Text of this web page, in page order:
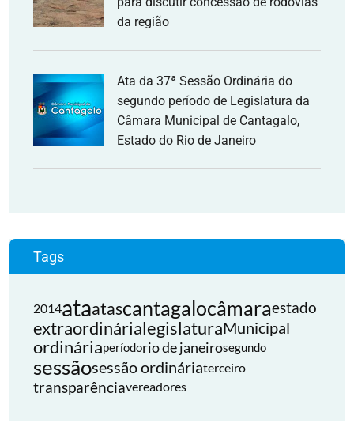
da região
Ata da 37ª Sessão Ordinária do
segundo período de Legislatura da
Câmara Municipal de Cantagalo,
Estado do Rio de Janeiro
Tags
2014ataatascantagalocâmaraestado
extraordinárialegislaturaMunicipal
ordináriaperíodorio de janeirosegundo
sessãosessão ordináriaterceiro
transparênciavereadores